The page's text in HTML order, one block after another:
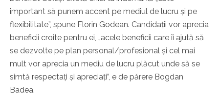
important să punem accent pe mediul de lucru și pe
flexibilitate”, spune Florin Godean. Candidații vor aprecia
beneficii croite pentru ei, „acele beneficii care îi ajută să
se dezvolte pe plan personal/profesional și cel mai
mult vor aprecia un mediu de lucru plăcut unde să se
simtă respectați și apreciați”, e de părere Bogdan
Badea.